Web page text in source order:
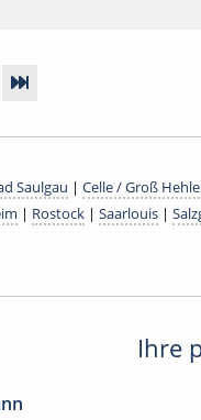
Saulgau | Celle / Groß
| Rostock | Saarlouis |
Ihre